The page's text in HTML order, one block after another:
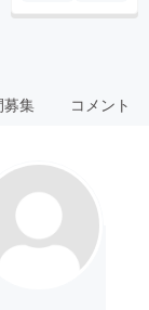
募集 コメント